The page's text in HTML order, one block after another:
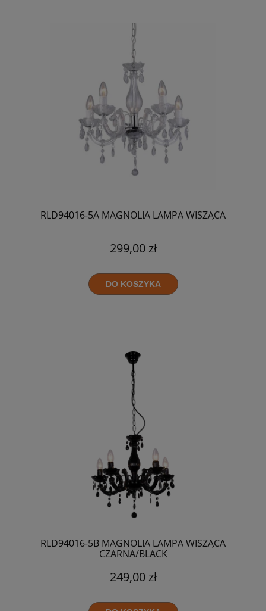
RLD94016-5A MAGNOLIA LAMPA WISZĄCA
299,00 zł
DO KOSZYKA
RLD94016-5B MAGNOLIA LAMPA WISZĄCA
CZARNA/BLACK
249,00 zł